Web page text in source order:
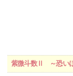
紫微斗数Ⅱ ～恐いほ